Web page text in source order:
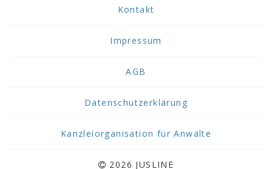
Kontakt
Impressum
AGB
Datenschutzerklärung
Kanzleiorganisation für Anwälte
2026 JUSLINE